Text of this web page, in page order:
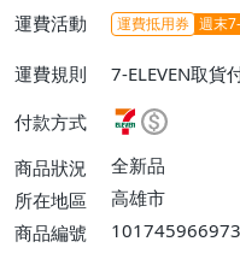
運費活動 運費抵用券 週末
運費規則
7-ELEVEN取貨
EVEN取貨不付
號【單件運費
付款方式
商品狀況
全新品
所在地區
高雄市
商品編號
101745966973